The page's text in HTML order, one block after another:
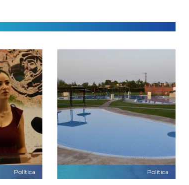
Política Política